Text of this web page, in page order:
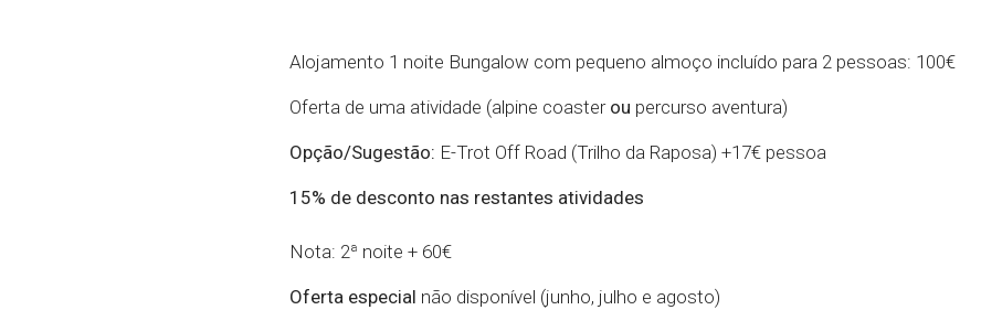
Alojamento 1 noite Bungalow com pequeno almoço incluído para 2 pessoas: 100€
Oferta de uma atividade (alpine coaster ou percurso aventura)
Opção/Sugestão: E-Trot Off Road (Trilho da Raposa) +17€ pessoa
15% de desconto nas restantes atividades
Nota: 2ª noite + 60€
Oferta especial não disponível (junho, julho e agosto)